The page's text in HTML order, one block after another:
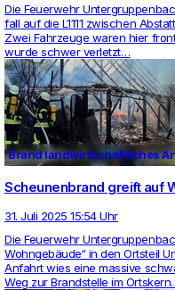
Die Feu­er­wehr
fall auf die L1111 zwi­schen
Zwei Fahr­zeuge waren hier
wurde schwer ver­letzt…
Brand landwirtschaftliches
Scheunenbrand greift auf
31. Juli 2025 15:54 Uhr
Die Feu­er­wehr
Wohngebäude“ in den Orts­teil
Anfahrt wies eine mas­sive
Weg zur Brand­stelle im